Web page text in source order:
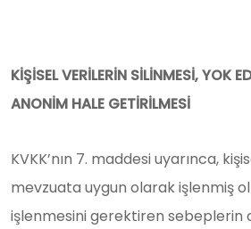
KİŞİSEL VERİLERİN SİLİNMESİ, YOK
ANONİM HALE GETİRİLMESİ
KVKK’nın 7. maddesi uyarınca,
mevzuata uygun olarak işlenmiş
işlenmesini gerektiren sebeplerin